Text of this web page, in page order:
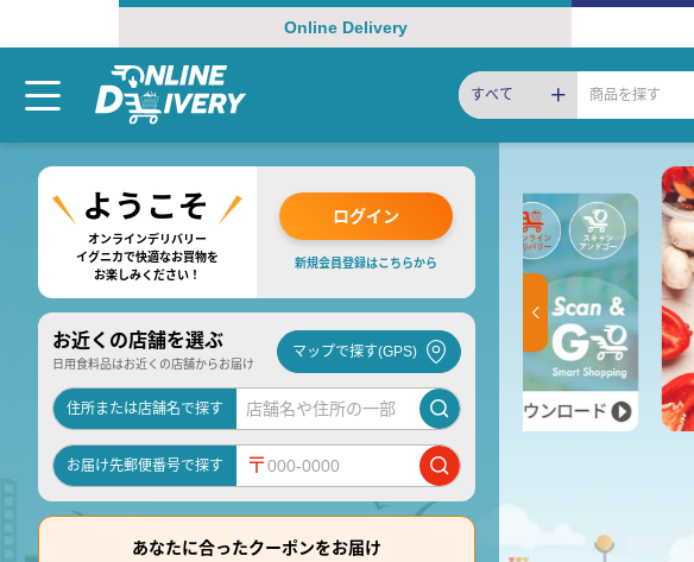
Online Delivery
すべて
オンラインデリバリー
イグニカで快適なお買物を
お楽しみください！
ログイン
新規会員登録はこちらから
お近くの店舗を選ぶ
日用食料品はお近くの店舗からお届け
マップで探す(GPS)
住所または店舗名で探す
お届け先郵便番号で探す 〒
あなたに合ったクーポンをお届け